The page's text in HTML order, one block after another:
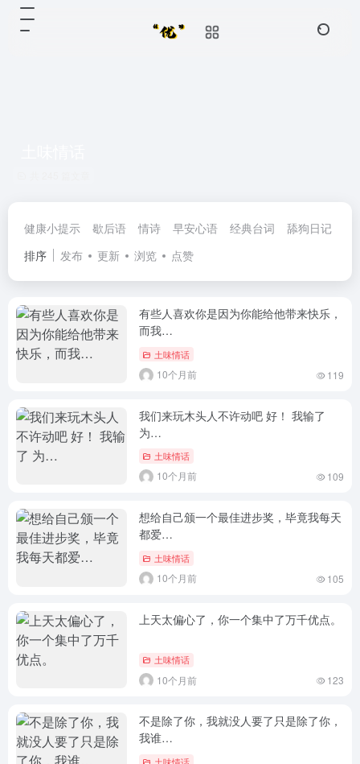
健康小提示 歇后语 情诗 早安心语 经典台词 舔狗日记
排序
发布 更新 浏览 点赞
有些人喜欢你是因为你能给他带来快乐，
而我…
土味情话
10个月前 119
我们来玩木头人不许动吧 好！ 我输了
为…
土味情话
10个月前 109
想给自己颁一个最佳进步奖，毕竟我每天
都爱…
土味情话
10个月前 105
上天太偏心了，你一个集中了万千优点。
土味情话
10个月前 123
不是除了你，我就没人要了只是除了你，
我谁…